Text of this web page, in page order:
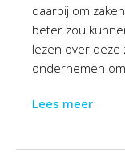
daarbij om
beter zou
lezen over deze
ondernemen
Lees meer